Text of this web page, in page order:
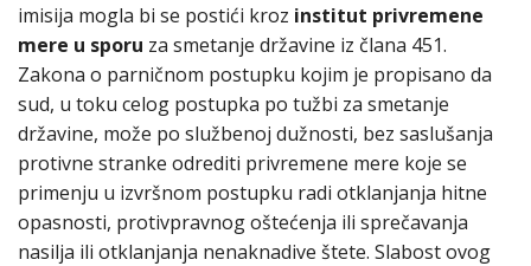
imisija mogla bi se postići kroz institut privremene
mere u sporu za smetanje državine iz člana 451.
Zakona o parničnom postupku kojim je propisano da
sud, u toku celog postupka po tužbi za smetanje
državine, može po službenoj dužnosti, bez saslušanja
protivne stranke odrediti privremene mere koje se
primenju u izvršnom postupku radi otklanjanja hitne
opasnosti, protivpravnog oštećenja ili sprečavanja
nasilja ili otklanjanja nenaknadive štete. Slabost ovog